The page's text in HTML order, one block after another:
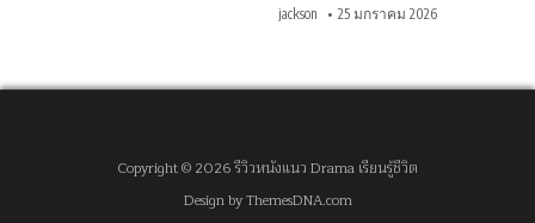
jackson 25 มกราคม 2026
Copyright © 2026 รีวิวหนังแนว Drama เรียนรู้ชีวิต
Design by ThemesDNA.com